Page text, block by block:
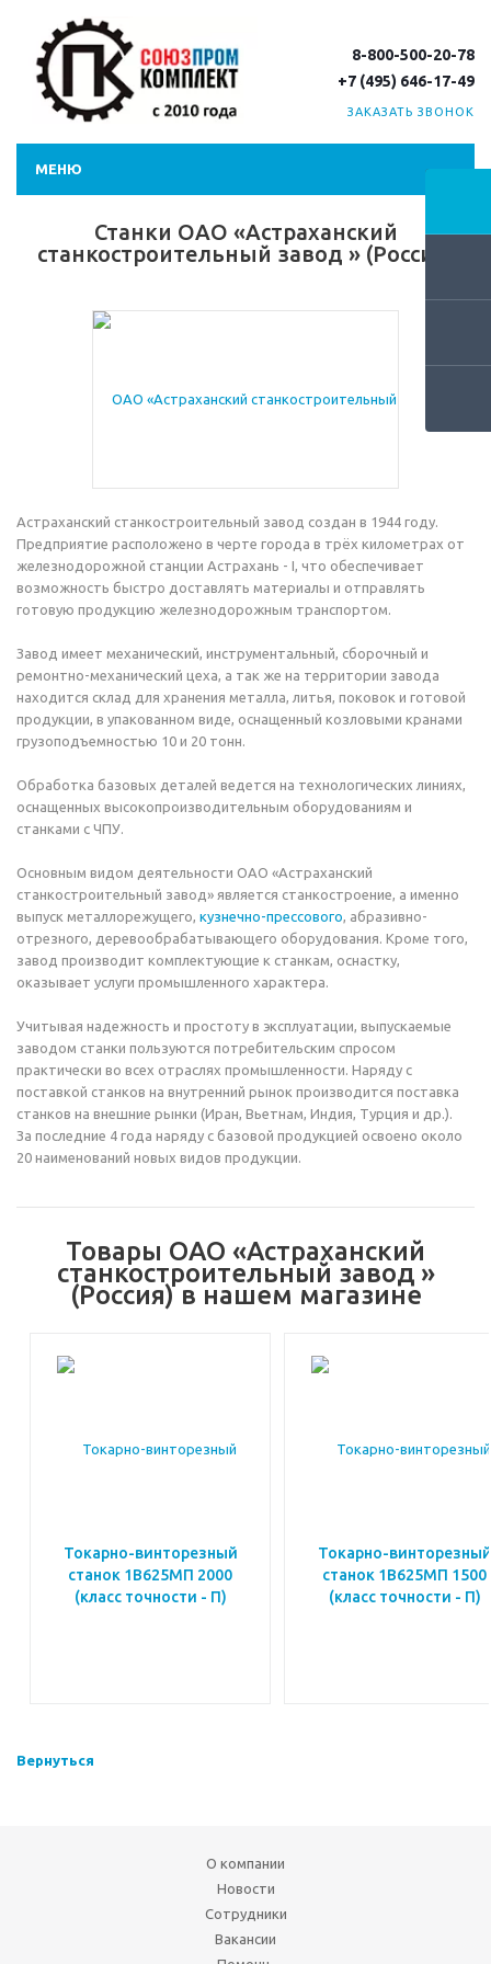
8-800-500-20-78
+7 (495) 646-17-49
ЗАКАЗАТЬ ЗВОНОК
МЕНЮ
Станки ОАО «Астраханский
станкостроительный завод » (Россия)
Астраханский станкостроительный завод создан в 1944 году.
Предприятие расположено в черте города в трёх километрах от
железнодорожной станции Астрахань - I, что обеспечивает
возможность быстро доставлять материалы и отправлять
готовую продукцию железнодорожным транспортом.
Завод имеет механический, инструментальный, сборочный и
ремонтно-механический цеха, а так же на территории завода
находится склад для хранения металла, литья, поковок и готовой
продукции, в упакованном виде, оснащенный козловыми кранами
грузоподъемностью 10 и 20 тонн.
Обработка базовых деталей ведется на технологических линиях,
оснащенных высокопроизводительным оборудованиям и
станками с ЧПУ.
Основным видом деятельности ОАО «Астраханский
станкостроительный завод» является станкостроение, а именно
выпуск металлорежущего, кузнечно-прессового, абразивно-
отрезного, деревообрабатывающего оборудования. Кроме того,
завод производит комплектующие к станкам, оснастку,
оказывает услуги промышленного характера.
Учитывая надежность и простоту в эксплуатации, выпускаемые
заводом станки пользуются потребительским спросом
практически во всех отраслях промышленности. Наряду с
поставкой станков на внутренний рынок производится поставка
станков на внешние рынки (Иран, Вьетнам, Индия, Турция и др.).
За последние 4 года наряду с базовой продукцией освоено около
20 наименований новых видов продукции.
Товары ОАО «Астраханский
станкостроительный завод »
(Россия) в нашем магазине
Токарно-винторезный
станок 1В625МП 2000
(класс точности - П)
Токарно-винторезный
станок 1В625МП 1500
(класс точности - П)
Вернуться
О компании
Новости
Сотрудники
Вакансии